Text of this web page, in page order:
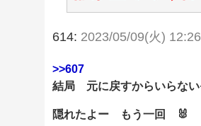
614: 2023/05/09(火)
>>607
結局 元に戻すからいらない
隠れたよー もう一回 🐰